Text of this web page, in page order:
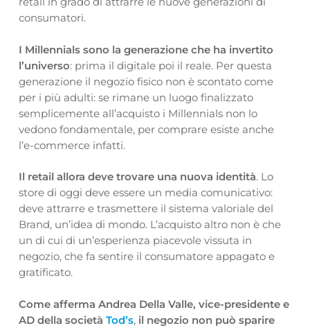
consumatori.
I Millennials sono la generazione che ha invertito
l’universo: prima il digitale poi il reale. Per questa
generazione il negozio fisico non è scontato come
per i più adulti: se rimane un luogo finalizzato
semplicemente all’acquisto i Millennials non lo
vedono fondamentale, per comprare esiste anche
l’e-commerce infatti.
Il retail allora deve trovare una nuova identità. Lo
store di oggi deve essere un media comunicativo:
deve attrarre e trasmettere il sistema valoriale del
Brand, un’idea di mondo. L’acquisto altro non è che
un di cui di un’esperienza piacevole vissuta in
negozio, che fa sentire il consumatore appagato e
gratificato.
Come afferma Andrea Della Valle, vice-presidente e
AD della società Tod’s, il negozio non può sparire